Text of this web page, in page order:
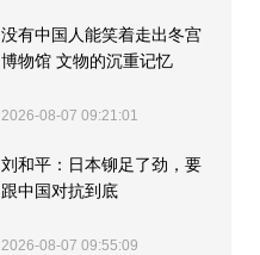
没有中国人能笑着走出冬宫
博物馆 文物的沉重记忆
2026-08-07 09:21:01
刘和平：日本铆足了劲，要
跟中国对抗到底
2026-08-07 09:55:09